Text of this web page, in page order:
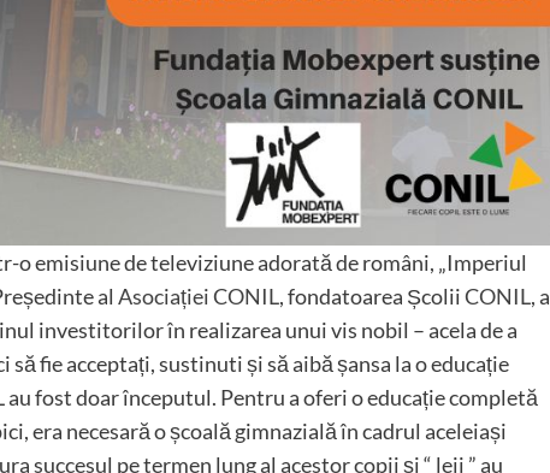
o emisiune de televiziune adorată de români, „Imperiul
al Asociației CONIL, fondatoarea ȘcoliiCONIL, a
investitorilor în realizarea unui vis nobil – acela de a
fie acceptați, sustinuti și să aibă șansa la o educație
fost doar începutul. Pentru a oferi o educație completă
era necesară o școală gimnazială în cadrul aceleiași
succesul pe termen lung al acestor copii și “ leii ” au